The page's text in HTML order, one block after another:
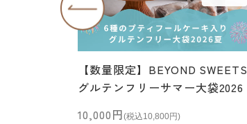
【数量限定】BEYOND SWEETS
グルテンフリーサマー大袋2026
セール価格
10,000円(税込10,800円)